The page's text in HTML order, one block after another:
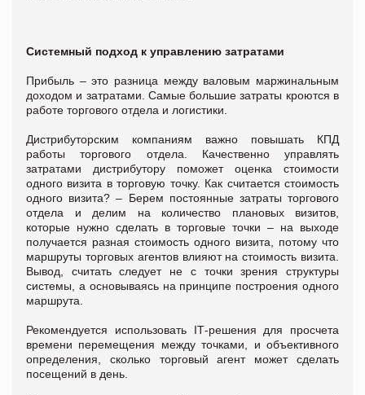
Системный подход к управлению затратами
Прибыль – это разница между валовым маржинальным
доходом и затратами. Самые большие затраты кроются в
работе торгового отдела и логистики.
Дистрибуторским компаниям важно повышать КПД
работы торгового отдела. Качественно управлять
затратами дистрибутору поможет оценка стоимости
одного визита в торговую точку. Как считается стоимость
одного визита? – Берем постоянные затраты торгового
отдела и делим на количество плановых визитов,
которые нужно сделать в торговые точки – на выходе
получается разная стоимость одного визита, потому что
маршруты торговых агентов влияют на стоимость визита.
Вывод, считать следует не с точки зрения структуры
системы, а основываясь на принципе построения одного
маршрута.
Рекомендуется использовать IТ-решения для просчета
времени перемещения между точками, и объективного
определения, сколько торговый агент может сделать
посещений в день.